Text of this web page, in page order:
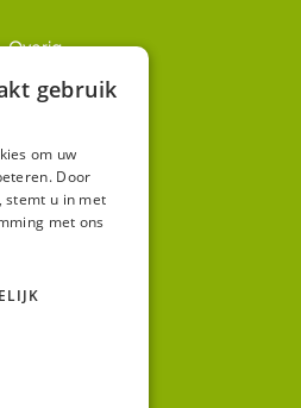
Overig
Winkel
voorwaarden
Privacy
gebruik
om uw
Door
stemt u in met
met ons